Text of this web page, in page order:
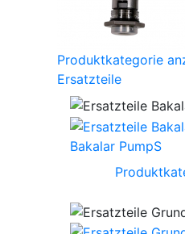
Produktkategorie
Ersatzteile
Bakalar PumpS